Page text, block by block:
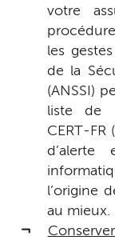
votre
les
de la
(ANSSI)
liste de
CERT-
l’origine
au mieux.